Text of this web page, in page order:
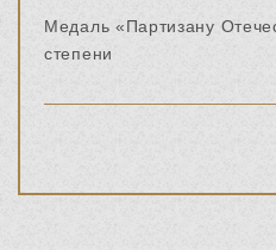
Медаль «Партизану
степени